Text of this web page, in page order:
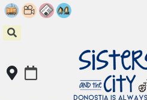
Skip
to
content